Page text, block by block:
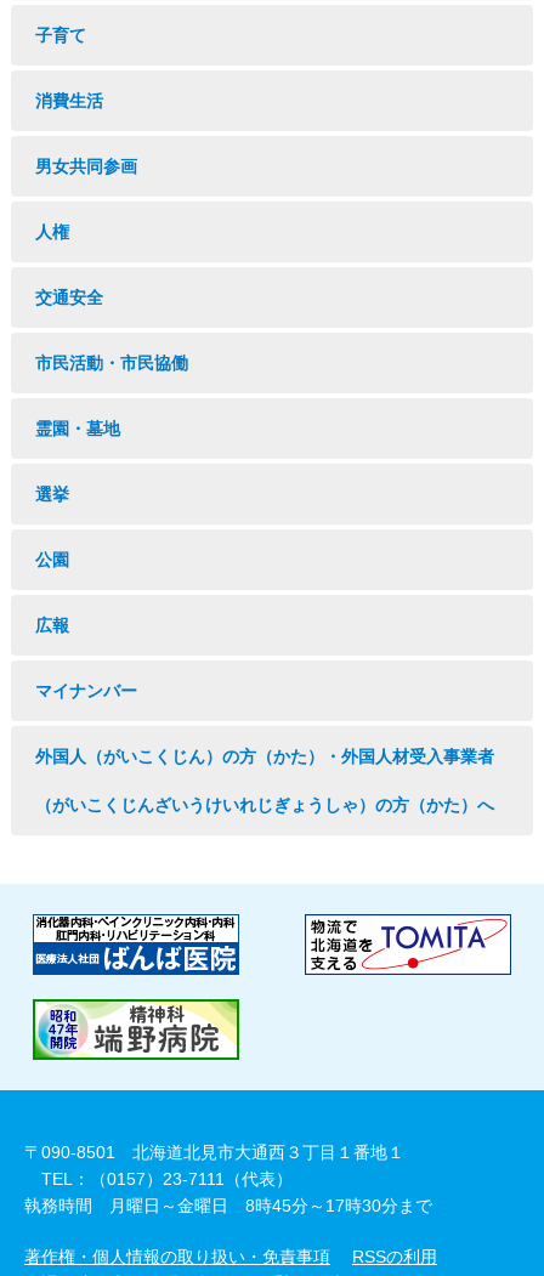
子育て
消費生活
男女共同参画
人権
交通安全
市民活動・市民協働
霊園・墓地
選挙
公園
広報
マイナンバー
外国人（がいこくじん）の方（かた）・外国人材受入事業者
（がいこくじんざいうけいれじぎょうしゃ）の方（かた）へ
〒090-8501 北海道北見市大通西３丁目１番地１
TEL：（0157）23-7111（代表）
執務時間 月曜日～金曜日 8時45分～17時30分まで
著作権・個人情報の取り扱い・免責事項
RSSの利用